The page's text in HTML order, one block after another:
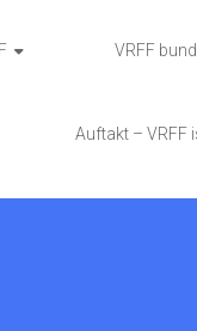
VRFF
Auftakt – VRFF